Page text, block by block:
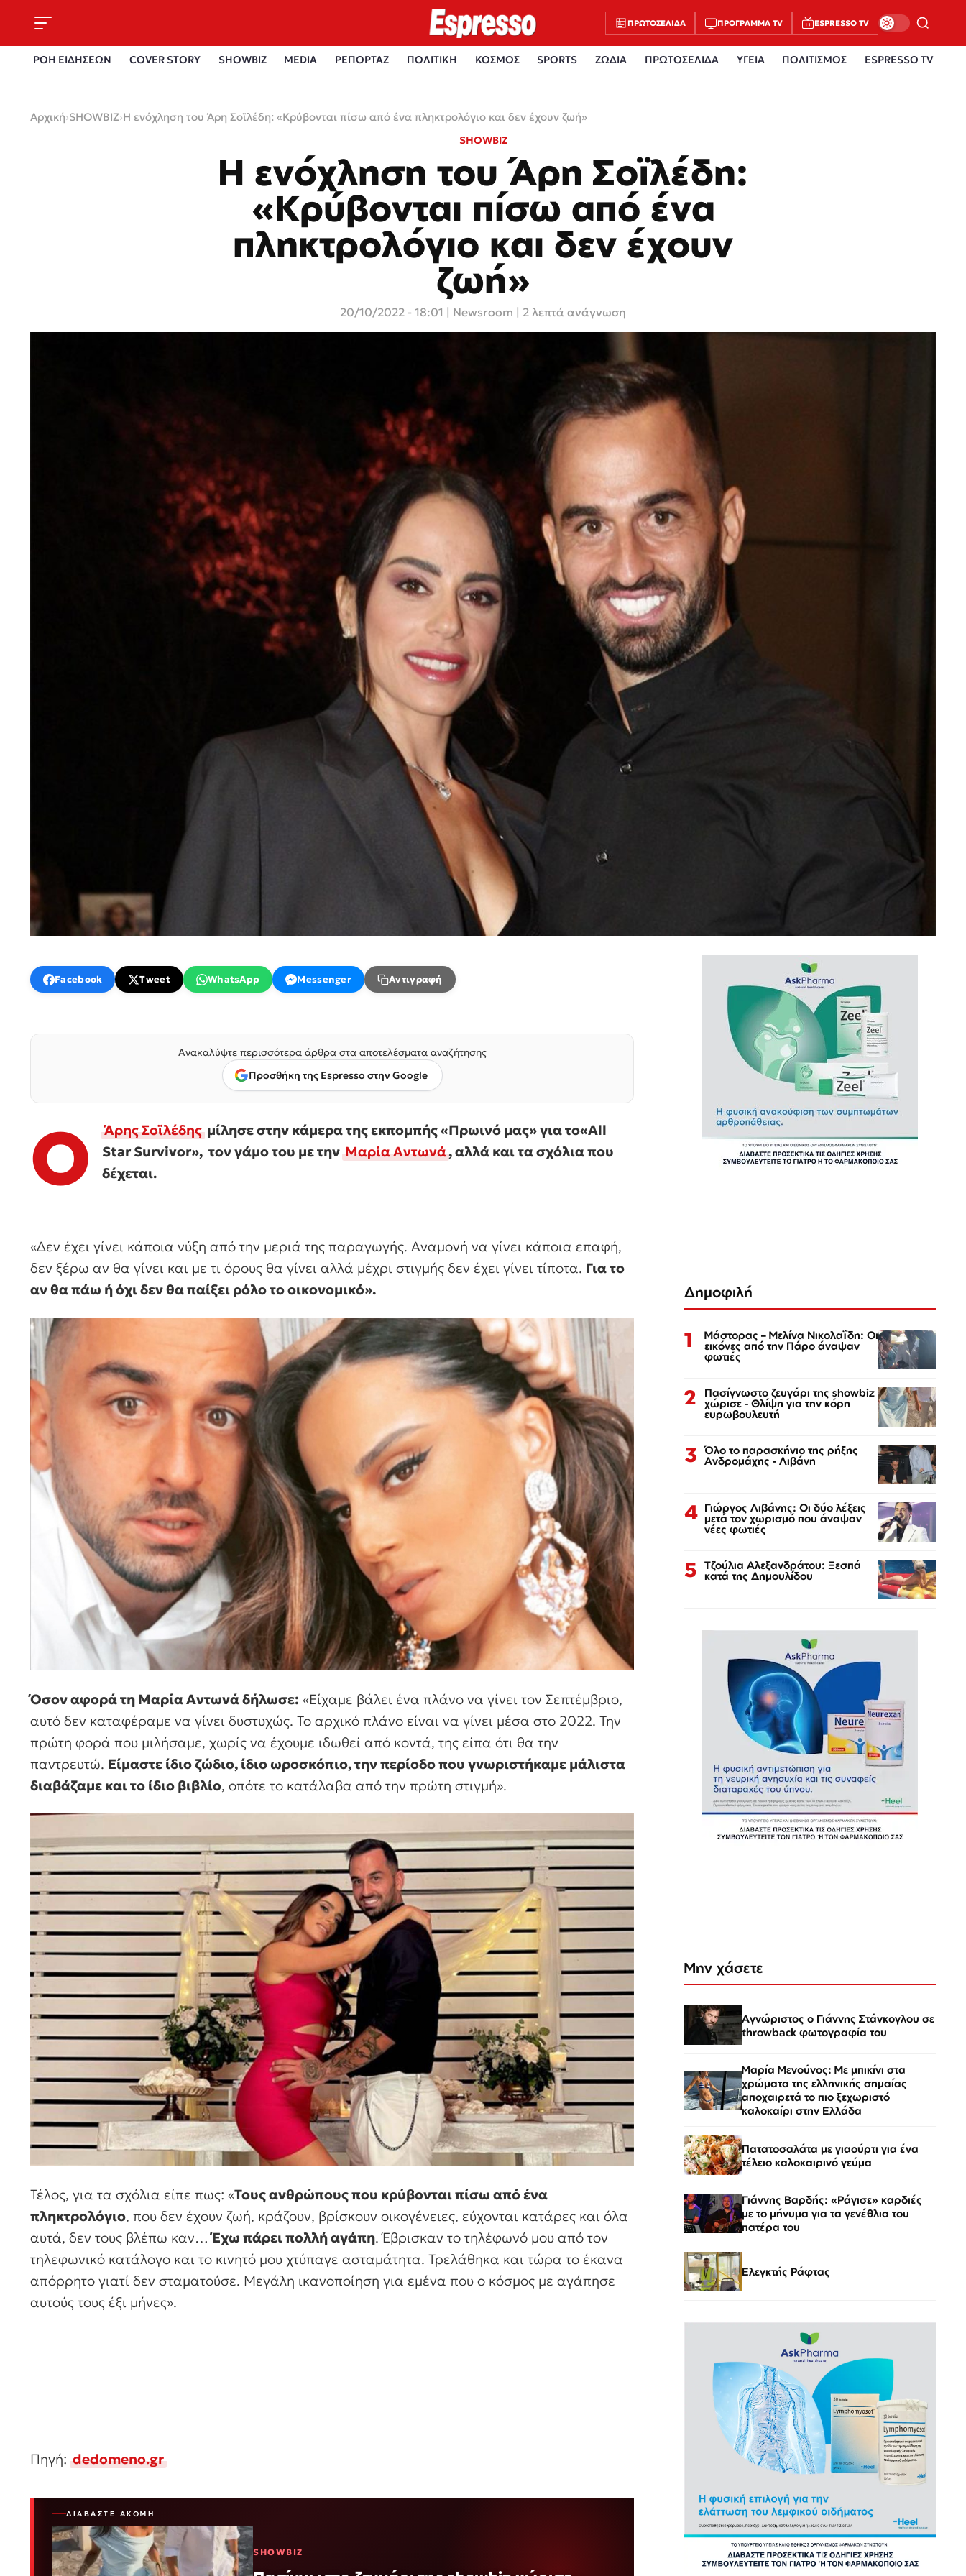
ΠΡΩΤΟΣΈΛΙΔΑ ΠΡΌΓΡΑΜΜΑ TV ESPRESSO TV
ΡΟΗ ΕΙΔΗΣΕΩΝ COVER STORY SHOWBIZ MEDIA ΡΕΠΟΡΤΑΖ ΠΟΛΙΤΙΚΗ ΚΟΣΜΟΣ SPORTS ΖΩΔΙΑ ΠΡΩΤΟΣΕΛΙΔΑ ΥΓΕΙΑ ΠΟΛΙΤΙΣΜΟΣ ESPRESSO TV
Αρχική›SHOWBIZ›Η ενόχληση του Άρη Σοϊλέδη: «Κρύβονται πίσω από ένα πληκτρολόγιο και δεν έχουν ζωή»
SHOWBIZ
Η ενόχληση του Άρη Σοϊλέδη:
«Κρύβονται πίσω από ένα
πληκτρολόγιο και δεν έχουν
ζωή»
20/10/2022 - 18:01 Newsroom | 2 λεπτά ανάγνωση
Facebook Tweet WhatsApp Messenger Αντιγραφή
Ανακαλύψτε περισσότερα άρθρα στα αποτελέσματα αναζήτησης
Προσθήκη της Espresso στην Google
Ο Άρης Σοϊλέδηςμίλησε στην κάμερα της εκπομπής «Πρωινό μας» για το«All
Star Survivor», τον γάμο τoυ με τηνΜαρία Αντωνά, αλλά και τα σχόλια που
δέχεται.
«Δεν έχει γίνει κάποια νύξη από την μεριά της παραγωγής. Αναμονή να γίνει κάποια επαφή,
δεν ξέρω αν θα γίνει και με τι όρους θα γίνει αλλά μέχρι στιγμής δεν έχει γίνει τίποτα. Για το
αν θα πάω ή όχι δεν θα παίξει ρόλο το οικονομικό».
Όσον αφορά τη Μαρία Αντωνά δήλωσε: «Είχαμε βάλει ένα πλάνο να γίνει τον Σεπτέμβριο,
αυτό δεν καταφέραμε να γίνει δυστυχώς. Το αρχικό πλάνο είναι να γίνει μέσα στο 2022. Την
πρώτη φορά που μιλήσαμε, χωρίς να έχουμε ιδωθεί από κοντά, της είπα ότι θα την
παντρευτώ. Είμαστε ίδιο ζώδιο, ίδιο ωροσκόπιο, την περίοδο που γνωριστήκαμε μάλιστα
διαβάζαμε και το ίδιο βιβλίο, οπότε το κατάλαβα από την πρώτη στιγμή».
Τέλος, για τα σχόλια είπε πως: «Τους ανθρώπους που κρύβονται πίσω από ένα
πληκτρολόγιο, που δεν έχουν ζωή, κράζουν, βρίσκουν οικογένειες, εύχονται κατάρες και όλα
αυτά, δεν τους βλέπω καν…Έχω πάρει πολλή αγάπη. Έβρισκαν το τηλέφωνό μου από τον
τηλεφωνικό κατάλογο και το κινητό μου χτύπαγε ασταμάτητα. Τρελάθηκα και τώρα το έκανα
απόρρητο γιατί δεν σταματούσε. Μεγάλη ικανοποίηση για εμένα που ο κόσμος με αγάπησε
αυτούς τους έξι μήνες».
Πηγή:dedomeno.gr
ΔΙΑΒΆΣΤΕ ΑΚΌΜΗ
SHOWBIZ
Δημοφιλή
1 Μάστορας – Μελίνα Νικολαΐδη: Οι
εικόνες από την Πάρο άναψαν
φωτιές
2 Πασίγνωστο ζευγάρι της showbiz
χώρισε - Θλίψη για την κόρη
ευρωβουλευτή
3 Όλο το παρασκήνιο της ρήξης
Ανδρομάχης - Λιβάνη
4 Γιώργος Λιβάνης: Οι δύο λέξεις
μετά τον χωρισμό που άναψαν
νέες φωτιές
5 Τζούλια Αλεξανδράτου: Ξεσπά
κατά της Δημουλίδου
Μην χάσετε
Αγνώριστος ο Γιάννης Στάνκογλου σε
throwback φωτογραφία του
Μαρία Μενούνος: Με μπικίνι στα
χρώματα της ελληνικής σημαίας
αποχαιρετά το πιο ξεχωριστό
καλοκαίρι στην Ελλάδα
Πατατοσαλάτα με γιαούρτι για ένα
τέλειο καλοκαιρινό γεύμα
Γιάννης Βαρδής: «Ράγισε» καρδιές
με το μήνυμα για τα γενέθλια του
πατέρα του
Ελεγκτής Ράφτας